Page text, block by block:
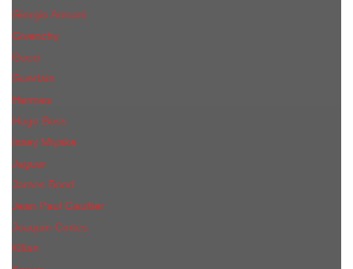
Giorgio Armani
Givenchy
Gucci
Guerlain
Hermes
Hugo Boss
Issey Miyake
Jaguar
James Bond
Jean Paul Gaultier
Joaquin Сortes
Kilian